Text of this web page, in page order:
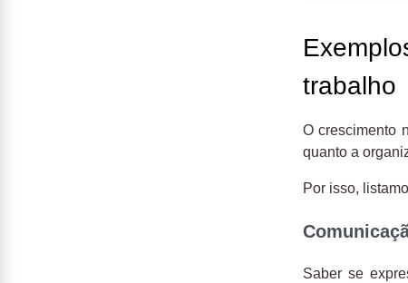
trabalho
O crescimento
quanto a
Por isso,
Saber se